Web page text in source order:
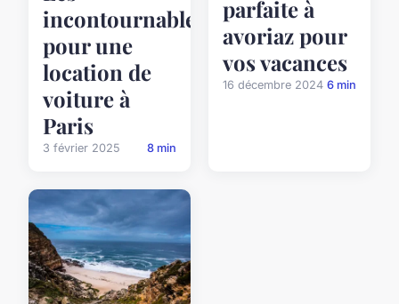
incontournables
pour une
location de
voiture à
Paris
3 février 2025 8 min
parfaite à
avoriaz pour
vos vacances
16 décembre 2024 6 min